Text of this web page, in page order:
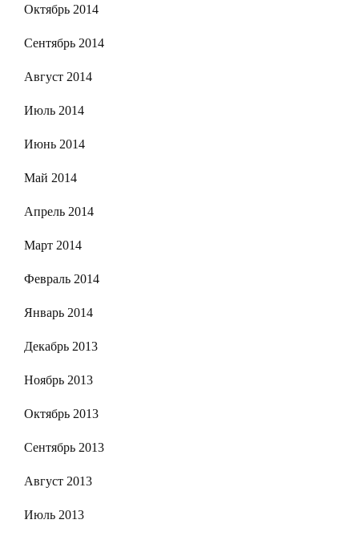
Октябрь 2014
Сентябрь 2014
Август 2014
Июль 2014
Июнь 2014
Май 2014
Апрель 2014
Март 2014
Февраль 2014
Январь 2014
Декабрь 2013
Ноябрь 2013
Октябрь 2013
Сентябрь 2013
Август 2013
Июль 2013